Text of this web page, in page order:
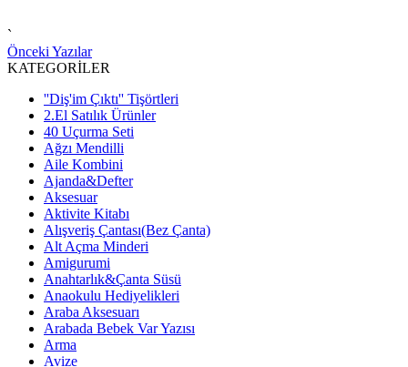
`
Önceki Yazılar
KATEGORİLER
''Diş'im Çıktı'' Tişörtleri
2.El Satılık Ürünler
40 Uçurma Seti
Ağzı Mendilli
Aile Kombini
Ajanda&Defter
Aksesuar
Aktivite Kitabı
Alışveriş Çantası(Bez Çanta)
Alt Açma Minderi
Amigurumi
Anahtarlık&Çanta Süsü
Anaokulu Hediyelikleri
Araba Aksesuarı
Arabada Bebek Var Yazısı
Arma
Avize